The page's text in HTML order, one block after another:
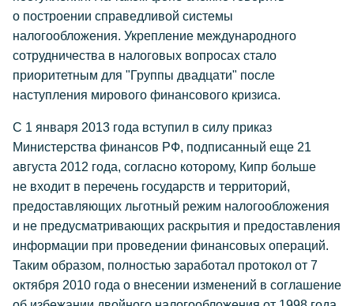
о построении справедливой системы
налогообложения. Укрепление международного
сотрудничества в налоговых вопросах стало
приоритетным для "Группы двадцати" после
наступления мирового финансового кризиса.
С 1 января 2013 года вступил в силу приказ
Министерства финансов РФ, подписанный еще 21
августа 2012 года, согласно которому, Кипр больше
не входит в перечень государств и территорий,
предоставляющих льготный режим налогообложения
и не предусматривающих раскрытия и предоставления
информации при проведении финансовых операций.
Таким образом, полностью заработал протокол от 7
октября 2010 года о внесении изменений в соглашение